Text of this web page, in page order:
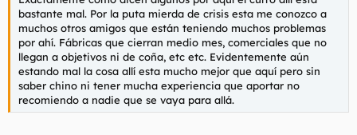
bastante mal. Por la puta mierda de crisis esta me conozco a
muchos otros amigos que están teniendo muchos problemas
por ahí. Fábricas que cierran medio mes, comerciales que no
llegan a objetivos ni de coña, etc etc. Evidentemente aún
estando mal la cosa allí esta mucho mejor que aquí pero sin
saber chino ni tener mucha experiencia que aportar no
recomiendo a nadie que se vaya para allá.